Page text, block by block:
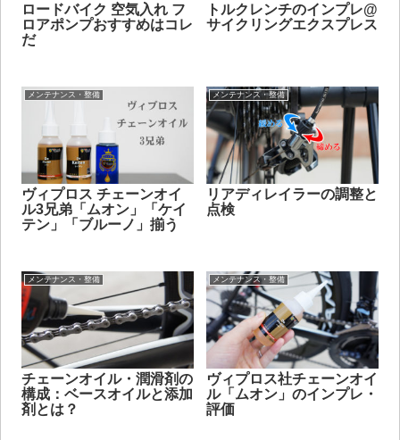
ロードバイク 空気入れ フ
ロアポンプおすすめはコレ
だ
トルクレンチのインプレ@
サイクリングエクスプレス
メンテナンス・整備
ヴィプロス チェーンオイ
ル3兄弟「ムオン」「ケイ
テン」「ブルーノ」揃う
メンテナンス・整備
リアディレイラーの調整と
点検
メンテナンス・整備
チェーンオイル・潤滑剤の
構成：ベースオイルと添加
剤とは？
メンテナンス・整備
ヴィプロス社チェーンオイ
ル「ムオン」のインプレ・
評価